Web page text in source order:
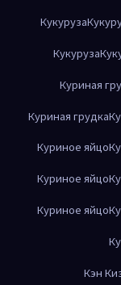
Кукуруза
Кукуруза
Куриная
Куриная грудка
Куриное яйцо
Куриное яйцо
Куриное яйцо
Кэн